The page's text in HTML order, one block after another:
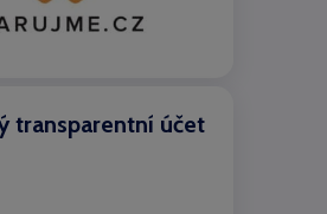
transparentní účet